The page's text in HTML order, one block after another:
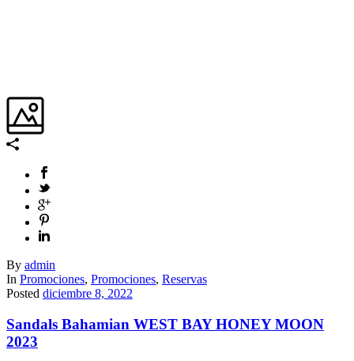
By admin
In Promociones, Promociones, Reservas
Posted diciembre 8, 2022
Sandals Bahamian WEST BAY HONEY MOON
2023